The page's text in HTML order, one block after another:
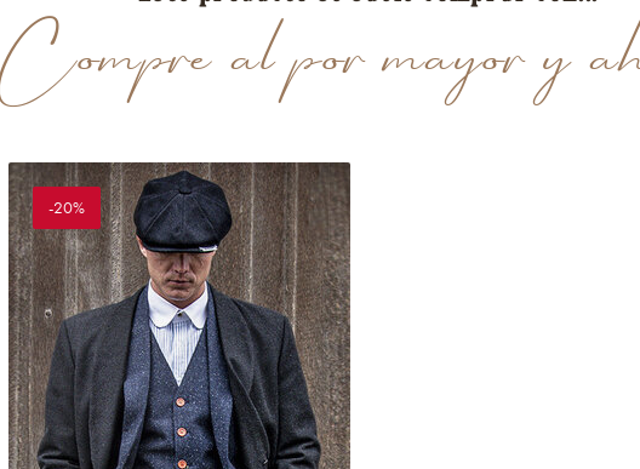
Compre al por mayor y
-20%